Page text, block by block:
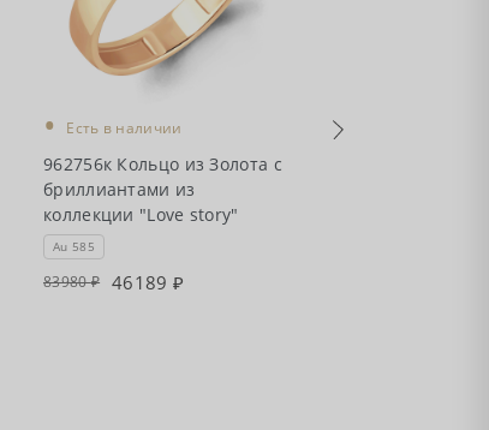
• Есть в наличии
962756к Кольцо из Золота с
бриллиантами из
коллекции "Love story"
Au 585
83980 46189